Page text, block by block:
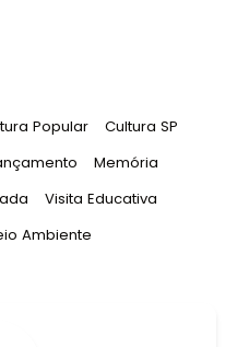
: Popular Tag:
Cultura SP
: Tag:
Memória
Tag:
Visita Educativa
: Ambiente